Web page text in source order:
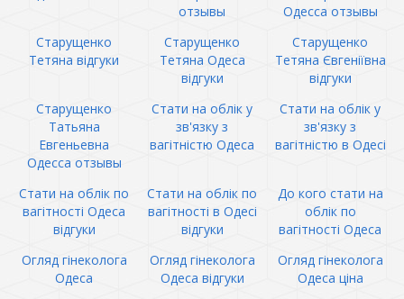
отзывы
Одесса отзывы
Старущенко
Тетяна відгуки
Старущенко
Тетяна Одеса
відгуки
Старущенко
Тетяна Євгеніївна
відгуки
Старущенко
Татьяна
Евгеньевна
Одесса отзывы
Стати на облік у
зв'язку з
вагітністю Одеса
Стати на облік у
зв'язку з
вагітністю в Одесі
Стати на облік по
вагітності Одеса
відгуки
Стати на облік по
вагітності в Одесі
відгуки
До кого стати на
облік по
вагітності Одеса
Огляд гінеколога
Одеса
Огляд гінеколога
Одеса відгуки
Огляд гінеколога
Одеса ціна